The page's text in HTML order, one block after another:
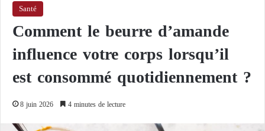
Santé
Comment le beurre d’amande
influence votre corps lorsqu’il
est consommé quotidiennement ?
8 juin 2026 4 minutes de lecture